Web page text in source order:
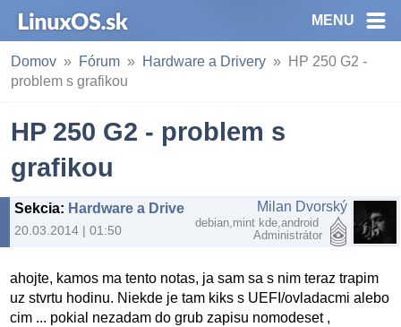
MENU
Domov Fórum Hardware a Drivery
HP 250 G2 -
problem s grafikou
HP 250 G2 - problem s
grafikou
Sekcia: Hardware a Drivery
20.03.2014 | 01:50
Milan Dvorský
debian,mint kde,android
Administrátor
ahojte, kamos ma tento notas, ja sam sa s nim teraz trapim
uz stvrtu hodinu. Niekde je tam kiks s UEFI/ovladacmi alebo
cim ... pokial nezadam do grub zapisu nomodeset ,